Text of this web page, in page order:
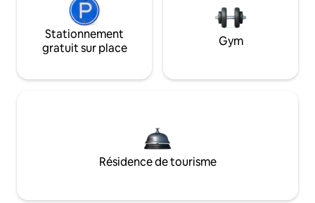
Stationnement
gratuit sur place
Gym
Résidence de tourisme